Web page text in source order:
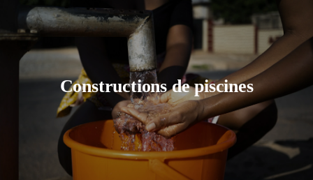
Constructions de piscines